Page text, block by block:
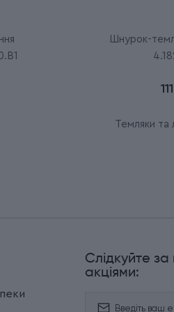
Шнурок-
Темляки
Слідкуйте
акціями: